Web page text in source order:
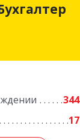
344
17
край,
на-Амуре г,
оф.202